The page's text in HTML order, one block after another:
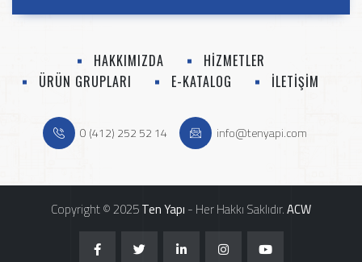
HAKKIMIZDA
HİZMETLER
ÜRÜN GRUPLARI
E-KATALOG İLETİŞİM
0 (412) 252 52 14 info@tenyapi.com
Copyright © 2025Ten Yapı - Her Hakkı Saklıdır.ACW